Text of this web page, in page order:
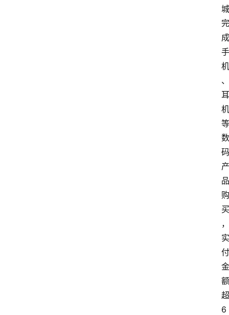
城
完
成
手
机
、
耳
机
等
数
码
产
品
购
买
，
实
付
金
额
超
6